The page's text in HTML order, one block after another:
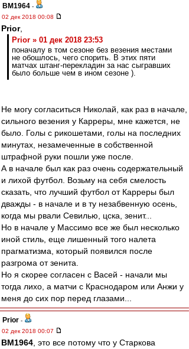
BM1964 -
02 дек 2018 00:08
Prior,
Prior » 01 дек 2018 23:53
поначалу в том сезоне без везения местами
не обошлось, чего спорить. В этих пяти
матчах штанг-перекладин за нас сыгравших
было больше чем в ином сезоне ).
Не могу согласиться Николай, как раз в начале,
сильного везения у Карреры, мне кажется, не
было. Голы с рикошетами, голы на последних
минутах, незамеченные в собственной
штрафной руки пошли уже после.
А в начале был как раз очень содержательный
и лихой футбол. Возьму на себя смелость
сказать, что лучший футбол от Карреры был
дважды - в начале и в ту незабвенную осень,
когда мы рвали Севилью, цска, зенит...
Но в начале у Массимо все же был несколько
иной стиль, еще лишенный того налета
прагматизма, который появился после
разгрома от зенита.
Но я скорее согласен с Васей - начали мы
тогда лихо, а матчи с Краснодаром или Анжи у
меня до сих пор перед глазами...
Prior -
02 дек 2018 00:07
BM1964 , это все потому что у Старкова